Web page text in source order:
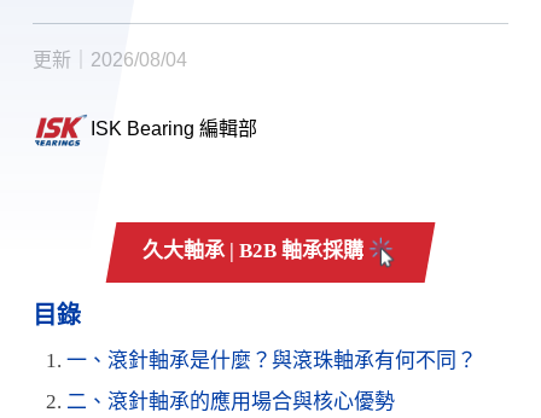
更新｜2026/08/04
ISK Bearing 編輯部
久大軸承 | B2B 軸承採購
目錄
一、滾針軸承是什麼？與滾珠軸承有何不同？
二、滾針軸承的應用場合與核心優勢